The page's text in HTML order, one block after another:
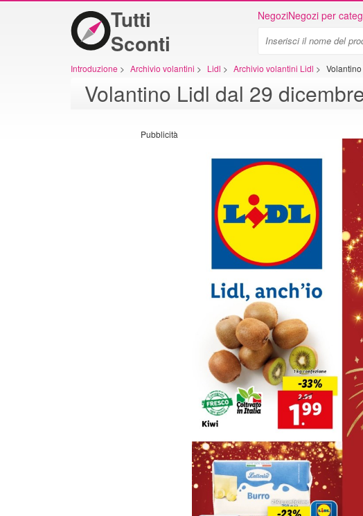
Tutti
Sconti
NegoziNegozi per
Introduzione > Archivio volantini > Lidl > Archivio volantini Lidl >
Volantino Lidl dal 29
Pubblicità